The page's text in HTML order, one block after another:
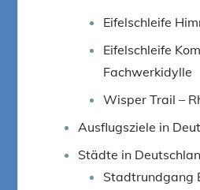
Eifelschleife
Eifelschleife
Fachwerkidylle
Wisper Trail –
Ausflugsziele in
Städte in
Stadtrundgang